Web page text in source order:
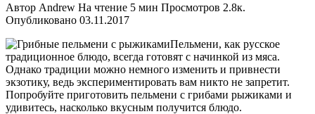
Автор Andrew На чтение 5 мин Просмотров 2.8к.
Опубликовано 03.11.2017
Пельмени, как русское
традиционное блюдо, всегда готовят с начинкой из мяса.
Однако традиции можно немного изменить и привнести
экзотику, ведь экспериментировать вам никто не запретит.
Попробуйте приготовить пельмени с грибами рыжиками и
удивитесь, насколько вкусным получится блюдо.